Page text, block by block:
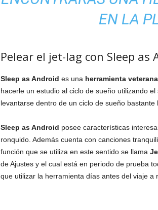
EN LA
Pelear el jet-lag con Sleep as
Sleep as Android es una herramienta
hacerle un estudio al ciclo de sueño utilizando
levantarse dentro de un ciclo de sueño
Sleep as Android posee características
ronquido. Además cuenta con canciones
función que se utiliza en este sentido se llama
de Ajustes y el cual está en periodo de prueba
que utilizar la herramienta días antes del viaje a